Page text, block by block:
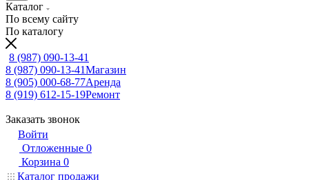
Каталог
По всему сайту
По каталогу
8 (987) 090-13-41
8 (987) 090-13-41Магазин
8 (905) 000-68-77Аренда
8 (919) 612-15-19Ремонт
Заказать звонок
Войти
Отложенные 0
Корзина 0
Каталог продажи